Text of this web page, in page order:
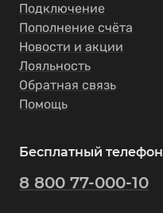
Подключение
Пополнение счёта
Новости и акции
Лояльность
Обратная связь
Помощь
Бесплатный телефон
8 800 77-000-10